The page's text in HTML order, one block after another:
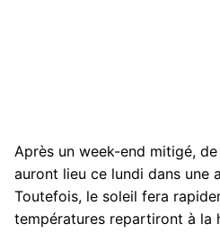
Après un week-end mitigé,
auront lieu ce lundi dans une
Toutefois, le soleil fera
températures repartiront à la